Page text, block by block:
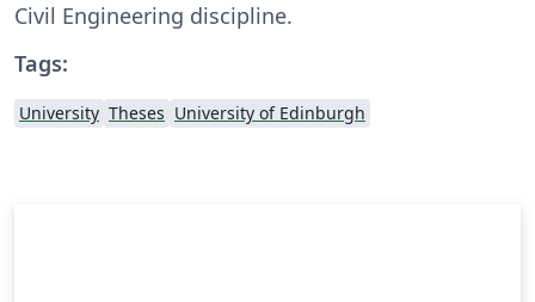
Civil Engineering discipline.
Tags:
University Theses University of Edinburgh